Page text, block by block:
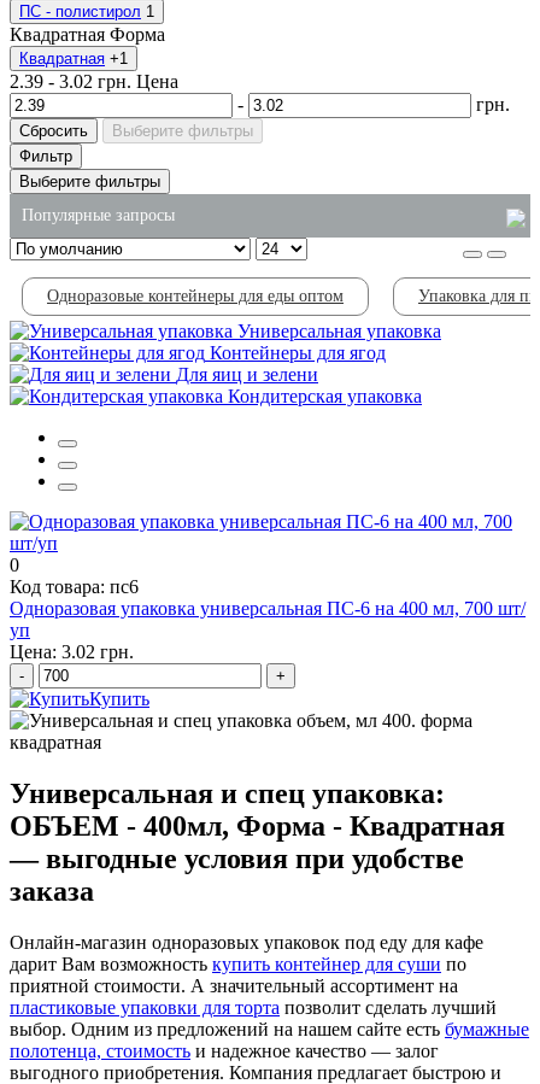
ПС - полистирол 1
Квадратная Форма
Квадратная +1
2.39 - 3.02 грн. Цена
-
грн.
Сбросить
Выберите фильтры
Фильтр
Выберите фильтры
Популярные запросы
одноразовые контейнеры для пищи
купить контейнеры одноразовые пищевые
лоток из полистирола
купить пластиковые контейнеры для тортов
пластиковые контейнеры для еды оптом
Одноразовые контейнеры для еды оптом Упаковка для
Универсальная упаковка
Контейнеры для ягод
Для яиц и зелени
Кондитерская упаковка
0
Код товара: пс6
Одноразовая упаковка универсальная ПС-6 на 400 мл, 700 шт/
уп
Цена: 3.02 грн.
- +
Купить
Универсальная и спец упаковка:
ОБЪЕМ - 400мл, Форма - Квадратная
— выгодные условия при удобстве
заказа
Онлайн-магазин одноразовых упаковок под еду для кафе
дарит Вам возможность купить контейнер для суши по
приятной стоимости. А значительный ассортимент на
пластиковые упаковки для торта позволит сделать лучший
выбор. Одним из предложений на нашем сайте есть бумажные
полотенца, стоимость и надежное качество — залог
выгодного приобретения. Компания предлагает быстрою и